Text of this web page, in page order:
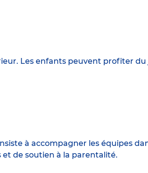
Les enfants peuvent profiter
à accompagner les équipes
de soutien à la parentalité.